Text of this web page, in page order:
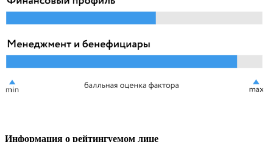
Информация о рейтингуемом лице